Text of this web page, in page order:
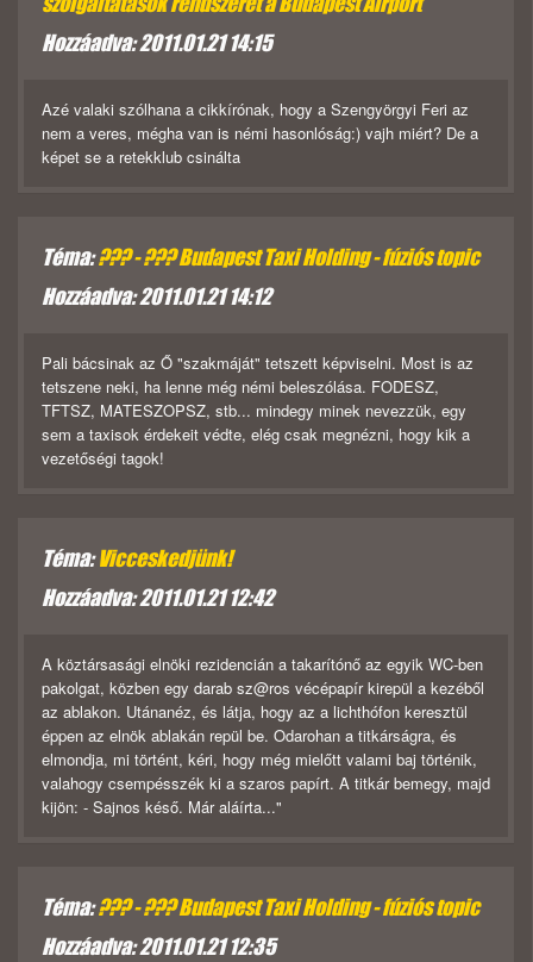
Hozzáadva: 2011.01.21 14:15
Azé valaki szólhana a cikkírónak, hogy a Szengyörgyi Feri az
nem a veres, mégha van is némi hasonlóság:) vajh miért? De a
képet se a retekklub csinálta
Téma:??? - ??? Budapest Taxi Holding - fúziós topic
Hozzáadva: 2011.01.21 14:12
Pali bácsinak az Ő "szakmáját" tetszett képviselni. Most is az
tetszene neki, ha lenne még némi beleszólása. FODESZ,
TFTSZ, MATESZOPSZ, stb... mindegy minek nevezzük, egy
sem a taxisok érdekeit védte, elég csak megnézni, hogy kik a
vezetőségi tagok!
Téma:Vicceskedjünk!
Hozzáadva: 2011.01.21 12:42
A köztársasági elnöki rezidencián a takarítónő az egyik WC-ben
pakolgat, közben egy darab sz@ros vécépapír kirepül a kezéből
az ablakon. Utánanéz, és látja, hogy az a lichthófon keresztül
éppen az elnök ablakán repül be. Odarohan a titkárságra, és
elmondja, mi történt, kéri, hogy még mielőtt valami baj történik,
valahogy csempésszék ki a szaros papírt. A titkár bemegy, majd
kijön: - Sajnos késő. Már aláírta..."
Téma:??? - ??? Budapest Taxi Holding - fúziós topic
Hozzáadva: 2011.01.21 12:35